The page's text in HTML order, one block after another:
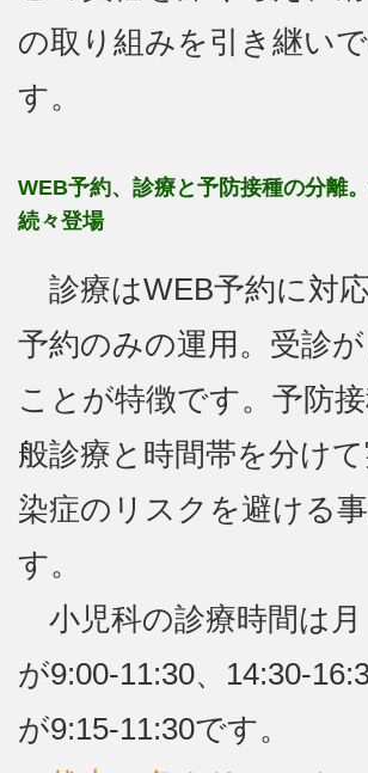
の取り組みを引き継い
す。
WEB予約、診療と予防接種の分離
続々登場
診療はWEB予約に対
予約のみの運用。受診
ことが特徴です。予防
般診療と時間帯を分け
染症のリスクを避ける
す。
小児科の診療時間は月
が9:00-11:30、14:30-
が9:15-11:30です。